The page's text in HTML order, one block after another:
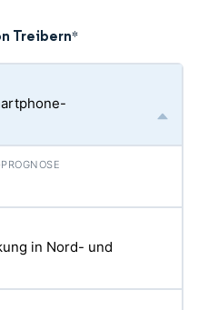
Treibern*
in Nord- und